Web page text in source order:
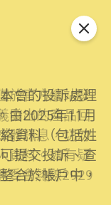
於官方網站發
發出的產品回
體訊息，切勿
資料。如有疑
委會熱線2929
會的投訴處理
由2025年11月
資料（包括姓
提交投訴、查
合於帳戶中，
關閉